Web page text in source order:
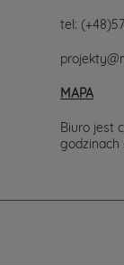
tel:
MAPA
Biuro jest
godzinach